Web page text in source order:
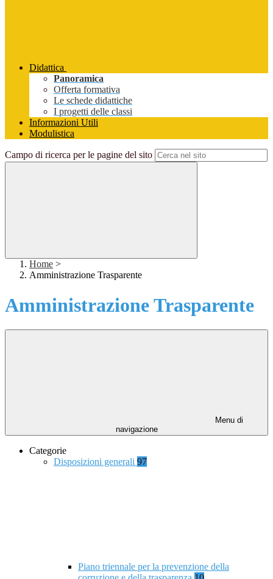
Didattica
Panoramica
Offerta formativa
Le schede didattiche
I progetti delle classi
Informazioni Utili
Modulistica
Campo di ricerca per le pagine del sito
Home >
Amministrazione Trasparente
Amministrazione Trasparente
Menu di
navigazione
Categorie
Disposizioni generali 97
Piano triennale per la prevenzione della